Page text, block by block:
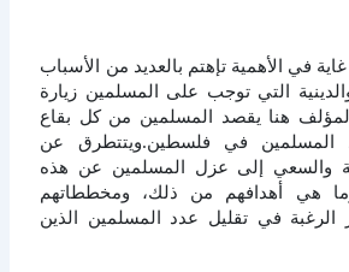
في الأهمية تإهتم بالعديد من الأسباب
التي توجب على المسلمين زيارة
هنا يقصد المسلمين من كل بقاع
في فلسطين.ويتتطرق عن
والسعي إلى عزل المسلمين عن هذه
وما هي أهدافهم من ذلك، ومخططاتهم
الرغبة في تقليل عدد المسلمين الذين